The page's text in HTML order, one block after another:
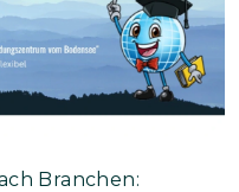
Branchen: